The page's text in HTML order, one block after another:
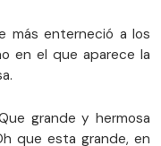
más enterneció a los
en el que aparece la
grande y hermosa
que esta grande, en